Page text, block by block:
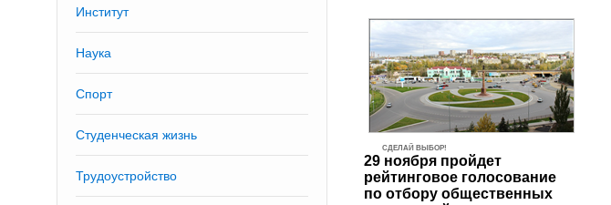
Институт
Наука
Спорт
Студенческая жизнь
Трудоустройство
СДЕЛАЙ ВЫБОР!
29 ноября пройдет
рейтинговое голосование
по отбору общественных